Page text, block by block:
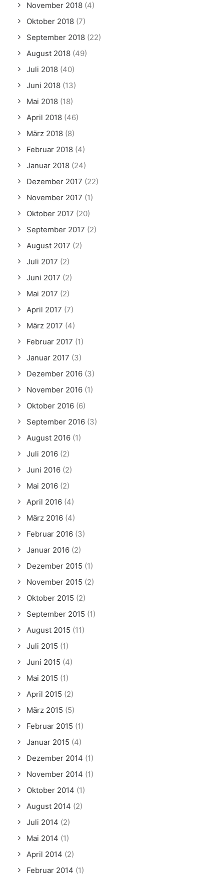
November 2018 (4)
Oktober 2018 (7)
September 2018 (22)
August 2018 (49)
Juli 2018 (40)
Juni 2018 (13)
Mai 2018 (18)
April 2018 (46)
März 2018 (8)
Februar 2018 (4)
Januar 2018 (24)
Dezember 2017 (22)
November 2017 (1)
Oktober 2017 (20)
September 2017 (2)
August 2017 (2)
Juli 2017 (2)
Juni 2017 (2)
Mai 2017 (2)
April 2017 (7)
März 2017 (4)
Februar 2017 (1)
Januar 2017 (3)
Dezember 2016 (3)
November 2016 (1)
Oktober 2016 (6)
September 2016 (3)
August 2016 (1)
Juli 2016 (2)
Juni 2016 (2)
Mai 2016 (2)
April 2016 (4)
März 2016 (4)
Februar 2016 (3)
Januar 2016 (2)
Dezember 2015 (1)
November 2015 (2)
Oktober 2015 (2)
September 2015 (1)
August 2015 (11)
Juli 2015 (1)
Juni 2015 (4)
Mai 2015 (1)
April 2015 (2)
März 2015 (5)
Februar 2015 (1)
Januar 2015 (4)
Dezember 2014 (1)
November 2014 (1)
Oktober 2014 (1)
August 2014 (2)
Juli 2014 (2)
Mai 2014 (1)
April 2014 (2)
Februar 2014 (1)